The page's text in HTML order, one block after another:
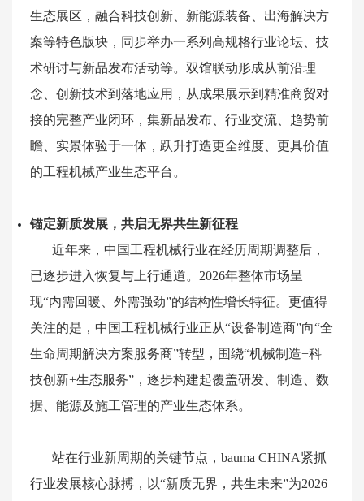
生态展区，融合科技创新、新能源装备、出海解决方
案等特色版块，同步举办一系列高规格行业论坛、技
术研讨与新品发布活动等。双馆联动形成从前沿理
念、创新技术到落地应用，从成果展示到精准商贸对
接的完整产业闭环，集新品发布、行业交流、趋势前
瞻、实景体验于一体，跃升打造更全维度、更具价值
的工程机械产业生态平台。
锚定新质发展，共启无界共生新征程
近年来，中国工程机械行业在经历周期调整后，
已逐步进入恢复与上行通道。2026年整体市场呈
现“内需回暖、外需强劲”的结构性增长特征。更值得
关注的是，中国工程机械行业正从“设备制造商”向“全
生命周期解决方案服务商”转型，围绕“机械制造+科
技创新+生态服务”，逐步构建起覆盖研发、制造、数
据、能源及施工管理的产业生态体系。
站在行业新周期的关键节点， bauma CHINA紧抓
行业发展核心脉搏，以“新质无界，共生未来”为2026